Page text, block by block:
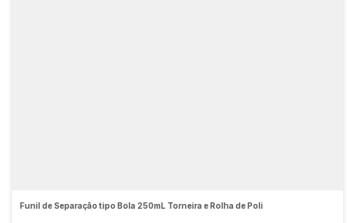
Funil de Separação tipo Bola 250mL Torneira e Rolha de Poli